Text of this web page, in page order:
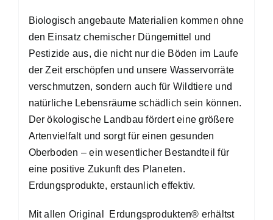
Biologisch angebaute Materialien kommen ohne
den Einsatz chemischer Düngemittel und
Pestizide aus, die nicht nur die Böden im Laufe
der Zeit erschöpfen und unsere Wasservorräte
verschmutzen, sondern auch für Wildtiere und
natürliche Lebensräume schädlich sein können.
Der ökologische Landbau fördert eine größere
Artenvielfalt und sorgt für einen gesunden
Oberboden – ein wesentlicher Bestandteil für
eine positive Zukunft des Planeten.
Erdungsprodukte, erstaunlich effektiv.
Mit allen Original Erdungsprodukten® erhältst